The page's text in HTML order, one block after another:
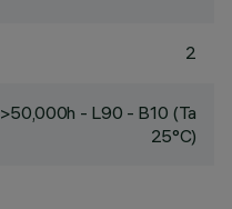
2
>50,000h - L90 - B10 (Ta
25°C)